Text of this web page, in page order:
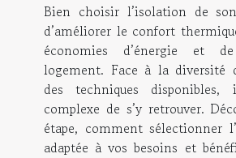
Bien choisir l’isolation de
d’améliorer le confort
économies d’énergie et
logement. Face à la diversité
des techniques
complexe de s’y retrouver.
étape, comment sélectionner
adaptée à vos besoins et